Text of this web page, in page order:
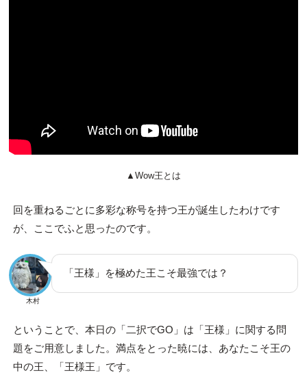
▲Wow王とは
回を重ねるごとに多彩な称号を持つ王が誕生したわけです
が、ここでふと思ったのです。
木村
「王様」を極めた王こそ最強では？
ということで、本日の「二択でGO」は「王様」に関する問
題をご用意しました。満点をとった暁には、あなたこそ王の
中の王、「王様王」です。